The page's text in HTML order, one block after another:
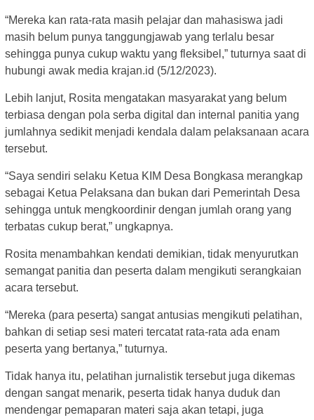
“Mereka kan rata-rata masih pelajar dan mahasiswa jadi
masih belum punya tanggungjawab yang terlalu besar
sehingga punya cukup waktu yang fleksibel,” tuturnya saat di
hubungi awak media krajan.id (5/12/2023).
Lebih lanjut, Rosita mengatakan masyarakat yang belum
terbiasa dengan pola serba digital dan internal panitia yang
jumlahnya sedikit menjadi kendala dalam pelaksanaan acara
tersebut.
“Saya sendiri selaku Ketua KIM Desa Bongkasa merangkap
sebagai Ketua Pelaksana dan bukan dari Pemerintah Desa
sehingga untuk mengkoordinir dengan jumlah orang yang
terbatas cukup berat,” ungkapnya.
Rosita menambahkan kendati demikian, tidak menyurutkan
semangat panitia dan peserta dalam mengikuti serangkaian
acara tersebut.
“Mereka (para peserta) sangat antusias mengikuti pelatihan,
bahkan di setiap sesi materi tercatat rata-rata ada enam
peserta yang bertanya,” tuturnya.
Tidak hanya itu, pelatihan jurnalistik tersebut juga dikemas
dengan sangat menarik, peserta tidak hanya duduk dan
mendengar pemaparan materi saja akan tetapi, juga